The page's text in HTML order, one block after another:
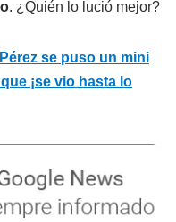
. ¿Quién lo lució mejor?
se puso un mini
¡se vio hasta lo